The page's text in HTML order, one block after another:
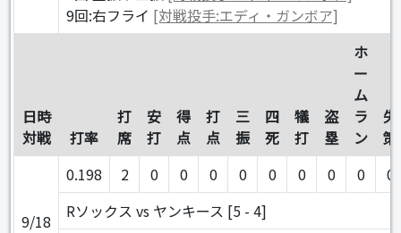
9回:右フライ [対戦投手:エディ・ガンボア]
日時
対戦
打率
打
席
安
打
得
点
打
点
三
振
四
死
犠
打
盗
塁
ホ
ー
ム
ラ
ン
失
策
9/18
0.198 2 0 0 0 0 0 0 0 0
0
Rソックス vs ヤンキース [5 - 4]